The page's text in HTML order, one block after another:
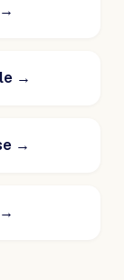
→
→
→